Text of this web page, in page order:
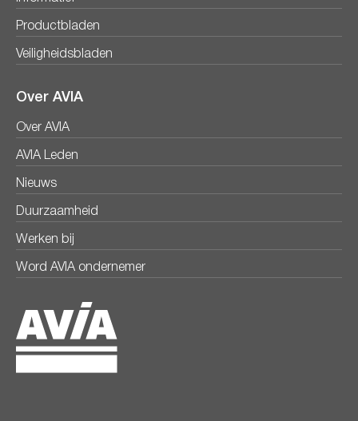
Productbladen
Veiligheidsbladen
Over AVIA
Over AVIA
AVIA Leden
Nieuws
Duurzaamheid
Werken bij
Word AVIA ondernemer